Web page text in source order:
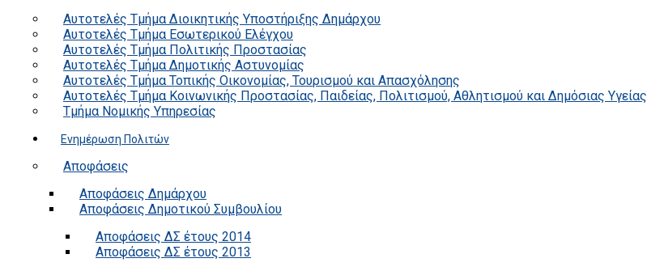
Αυτοτελές Τμήμα Διοικητικής Υποστήριξης Δημάρχου
Αυτοτελές Τμήμα Εσωτερικού Ελέγχου
Αυτοτελές Τμήμα Πολιτικής Προστασίας
Αυτοτελές Τμήμα Δημοτικής Αστυνομίας
Αυτοτελές Τμήμα Τοπικής Οικονομίας, Τουρισμού και Απασχόλησης
Αυτοτελές Τμήμα Κοινωνικής Προστασίας, Παιδείας, Πολιτισμού, Αθλητισμού και Δημόσιας Υγείας
Τμήμα Νομικής Υπηρεσίας
Ενημέρωση Πολιτών
Αποφάσεις
Αποφάσεις Δημάρχου
Αποφάσεις Δημοτικού Συμβουλίου
Αποφάσεις ΔΣ έτους 2014
Αποφάσεις ΔΣ έτους 2013